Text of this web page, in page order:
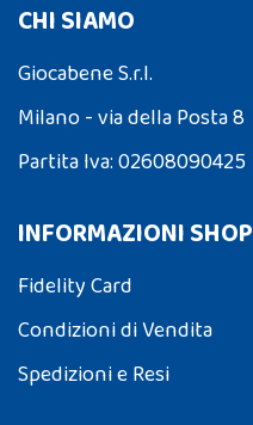
CHI SIAMO
Giocabene S.r.l.
Milano - via della Posta 8
Partita Iva: 02608090425
INFORMAZIONI SHOP
Fidelity Card
Condizioni di Vendita
Spedizioni e Resi